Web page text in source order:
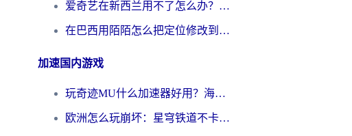
爱奇艺在新西兰用不了怎么办？海外党亲测有效的回国加速方案
在巴西用陌陌怎么把定位修改到中国国内？海外党必看的回国加速全攻略
加速国内游戏
玩奇迹MU什么加速器好用？海外党亲测：这款加速器让你告别延迟卡顿！
欧洲怎么玩崩坏：星穹铁道不卡？2026海外玩家国服游戏加速器终极攻略